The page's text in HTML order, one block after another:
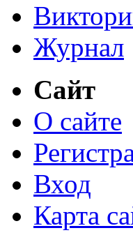
Журнал
Сайт
О сайте
Вход
Карта